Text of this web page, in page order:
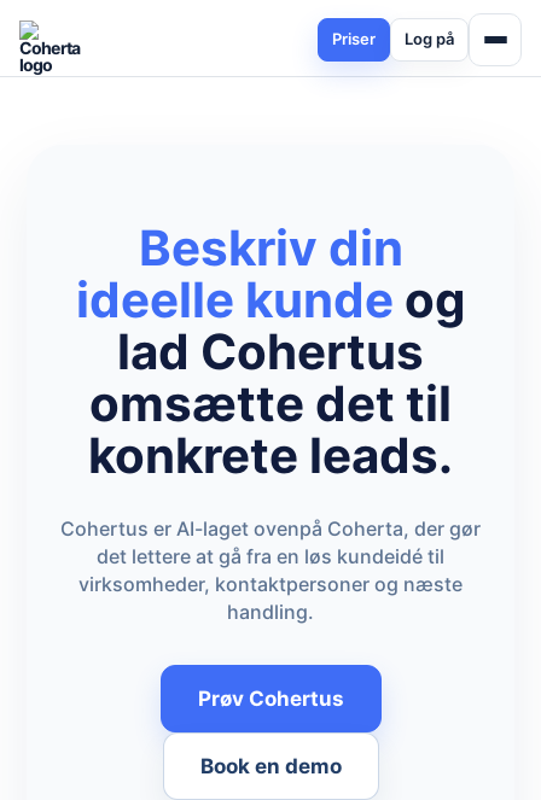
Priser Log på
Beskriv din
ideelle kunde og
lad Cohertus
omsætte det til
konkrete leads.
Cohertus er AI-laget ovenpå Coherta, der gør
det lettere at gå fra en løs kundeidé til
virksomheder, kontaktpersoner og næste
handling.
Prøv Cohertus
Book en demo